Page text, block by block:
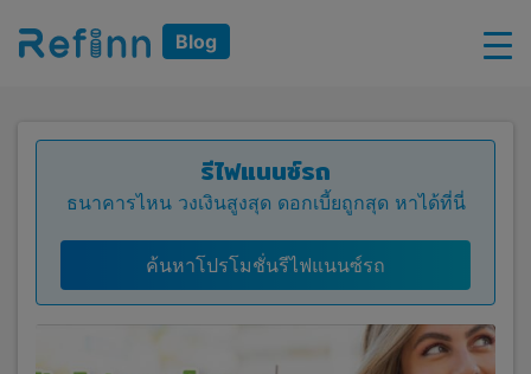
Blog
รีไฟแนนซ์รถ
ธนาคารไหน วงเงินสูงสุด ดอกเบี้ยถูกสุด หาได้ที่นี่
ค้นหาโปรโมชั่นรีไฟแนนซ์รถ